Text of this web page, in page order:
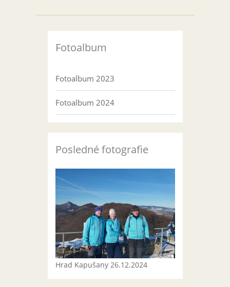
Fotoalbum
Fotoalbum 2023
Fotoalbum 2024
Posledné fotografie
Hrad Kapušany 26.12.2024